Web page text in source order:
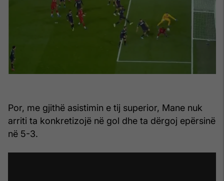
Por, me gjithë asistimin e tij superior, Mane nuk
arriti ta konkretizojë në gol dhe ta dërgoj epërsinë
në 5-3.